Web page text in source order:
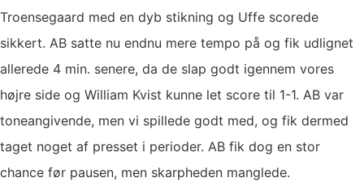
Troensegaard med en dyb stikning og Uffe scorede
sikkert. AB satte nu endnu mere tempo på og fik udlignet
allerede 4 min. senere, da de slap godt igennem vores
højre side og William Kvist kunne let score til 1-1. AB var
toneangivende, men vi spillede godt med, og fik dermed
taget noget af presset i perioder. AB fik dog en stor
chance før pausen, men skarpheden manglede.